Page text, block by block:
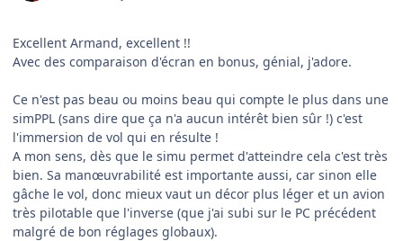
Excellent Armand, excellent !!
Avec des comparaison d'écran en bonus, génial, j'adore.
Ce n'est pas beau ou moins beau qui compte le plus dans une
simPPL (sans dire que ça n'a aucun intérêt bien sûr !) c'est
l'immersion de vol qui en résulte !
A mon sens, dès que le simu permet d'atteindre cela c'est très
bien. Sa manœuvrabilité est importante aussi, car sinon elle
gâche le vol, donc mieux vaut un décor plus léger et un avion
très pilotable que l'inverse (que j'ai subi sur le PC précédent
malgré de bon réglages globaux).